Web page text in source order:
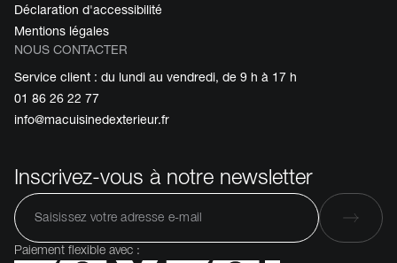
Déclaration d'accessibilité
Mentions légales
NOUS CONTACTER
Service client : du lundi au vendredi, de 9 h à 17 h
01 86 26 22 77
info@macuisinedexterieur.fr
Inscrivez-vous à notre newsletter
Paiement flexible avec :